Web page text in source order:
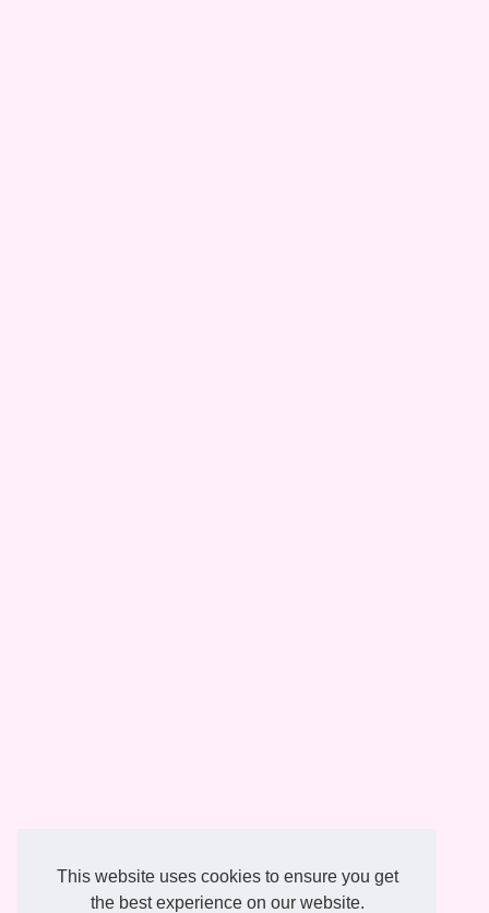
This website uses cookies to ensure you get
the best experience on our website.